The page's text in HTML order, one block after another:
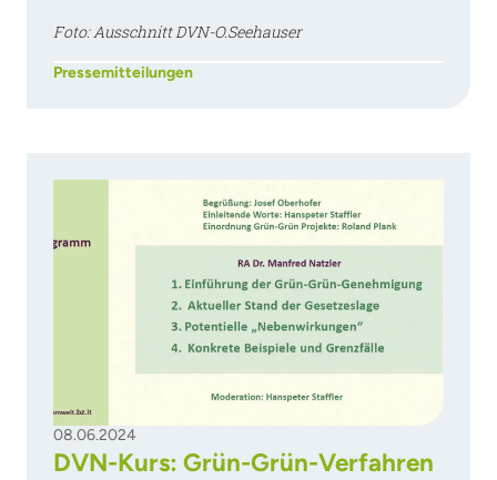
Foto: Ausschnitt DVN-O.Seehauser
Pressemitteilungen
08.06.2024
DVN-Kurs: Grün-Grün-Verfahren